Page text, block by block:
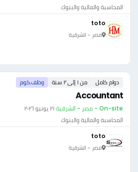
المحاسبة والمالية والبنوك
toto
مصر - الشرقية
دوام كامل من ١ إلى ٢ سنة وظف.كوم
Accountant
On-site - مصر - الشرقية ·٢١ يونيو ٢٠٢٦
المحاسبة والمالية والبنوك
toto
مصر - الشرقية